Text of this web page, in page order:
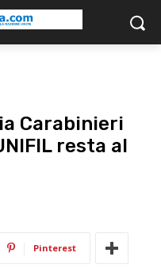
Carabinieri
resta al
Pinterest